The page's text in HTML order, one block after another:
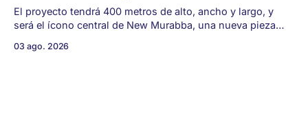
El proyecto tendrá 400 metros de alto, ancho y largo, y
será el ícono central de New Murabba, una nueva pieza
avanza con una de las obras más ambiciosas del
03 ago. 2026